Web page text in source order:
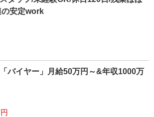
の安定work
バイヤー」月給50万円～&年収1000万